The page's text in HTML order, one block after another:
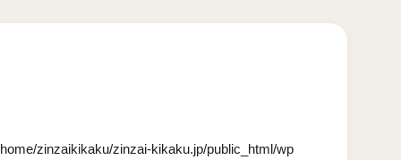
zinzaikikaku/zinzai-kikaku.jp/public_html/wp